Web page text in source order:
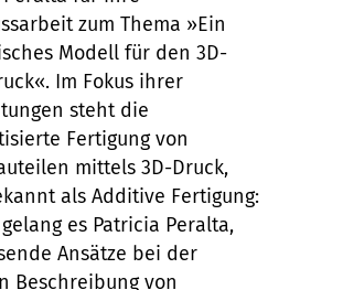
zum Thema »Ein
Modell für den 3D-
Im Fokus ihrer
steht die
Fertigung von
mittels 3D-Druck,
als Additive Fertigung:
es Patricia Peralta,
Ansätze bei der
Beschreibung von